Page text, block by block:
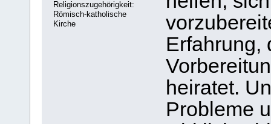
Religionszugehörigkeit:
Römisch-katholische
Kirche
Erfahrung,
heiratet.
Probleme